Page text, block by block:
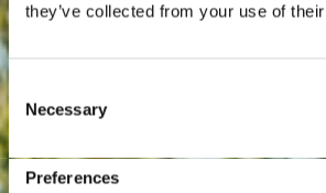
they’ve collected from your use of
Selection
Necessary
Preferences